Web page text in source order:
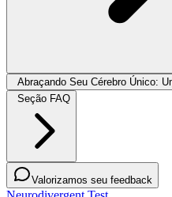
Abraçando Seu Cérebro Único:
Seção FAQ
Valorizamos seu feedback